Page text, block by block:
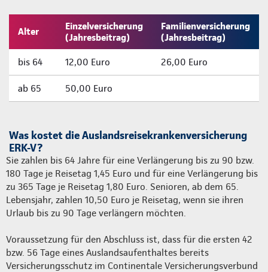
Alter
Einzelversicherung
(Jahresbeitrag)
Familienversicherung
(Jahresbeitrag)
bis 64 12,00 Euro 26,00 Euro
ab 65 50,00 Euro
Was kostet die Auslandsreisekrankenversicherung
ERK-V?
Sie zahlen bis 64 Jahre für eine Verlängerung bis zu 90 bzw.
180 Tage je Reisetag 1,45 Euro und für eine Verlängerung bis
zu 365 Tage je Reisetag 1,80 Euro. Senioren, ab dem 65.
Lebensjahr, zahlen 10,50 Euro je Reisetag, wenn sie ihren
Urlaub bis zu 90 Tage verlängern möchten.
Voraussetzung für den Abschluss ist, dass für die ersten 42
bzw. 56 Tage eines Auslandsaufenthaltes bereits
Versicherungsschutz im Continentale Versicherungsverbund